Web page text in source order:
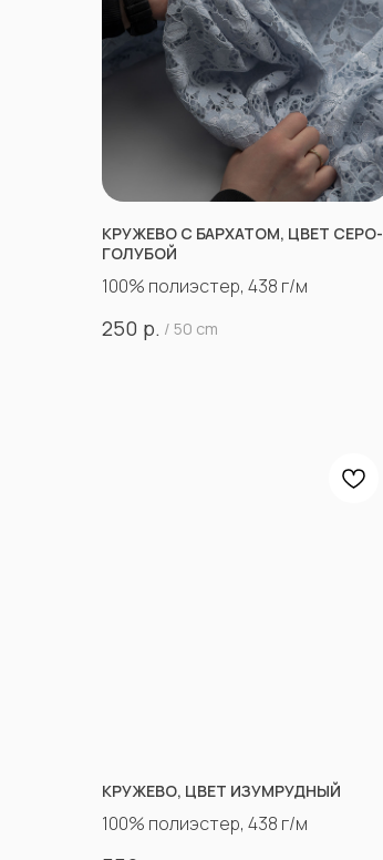
КРУЖЕВО С БАРХАТОМ, ЦВЕТ СЕРО-
ГОЛУБОЙ
100% полиэстер, 438 г/м
250 р. / 50 cm
КРУЖЕВО, ЦВЕТ ИЗУМРУДНЫЙ
100% полиэстер, 438 г/м